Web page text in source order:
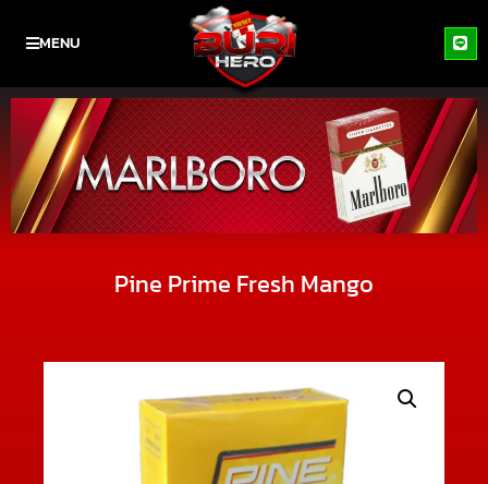
MENU
Pine Prime Fresh Mango